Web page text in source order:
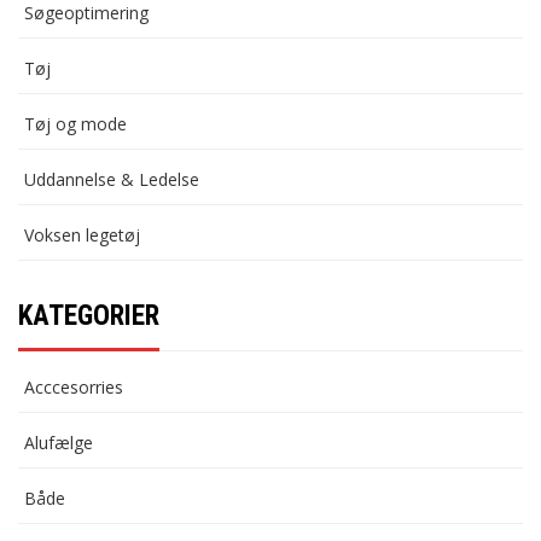
Søgeoptimering
Tøj
Tøj og mode
Uddannelse & Ledelse
Voksen legetøj
KATEGORIER
Acccesorries
Alufælge
Både